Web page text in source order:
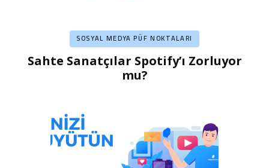
SOSYAL MEDYA PÜF NOKTALARI
Sahte Sanatçılar Spotify’ı Zorluyor
mu?